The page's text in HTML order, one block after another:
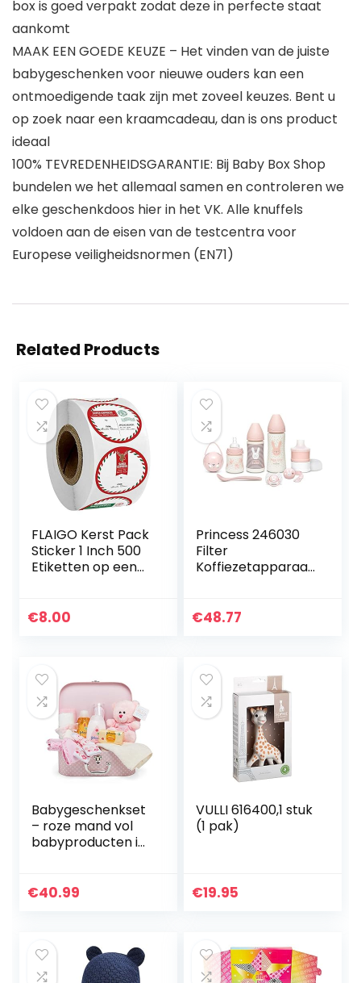
box is goed verpakt zodat deze in perfecte staat
aankomt
MAAK EEN GOEDE KEUZE – Het vinden van de juiste
babygeschenken voor nieuwe ouders kan een
ontmoedigende taak zijn met zoveel keuzes. Bent u
op zoek naar een kraamcadeau, dan is ons product
ideaal
100% TEVREDENHEIDSGARANTIE: Bij Baby Box Shop
bundelen we het allemaal samen en controleren we
elke geschenkdoos hier in het VK. Alle knuffels
voldoen aan de eisen van de testcentra voor
Europese veiligheidsnormen (EN71)
Related Products
FLAIGO Kerst Pack
Sticker 1 Inch 500
Etiketten op een
Ronde Etiketten
€8.00
Princess 246030
Filter
Koffiezetapparaat
Stukken
€48.77
Babygeschenkset
– roze mand vol
babyproducten in
€40.99
VULLI 616400,1 stuk
(1 pak)
€19.95